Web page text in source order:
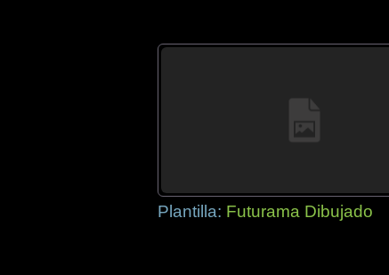
Plantilla: Futurama Dibujado